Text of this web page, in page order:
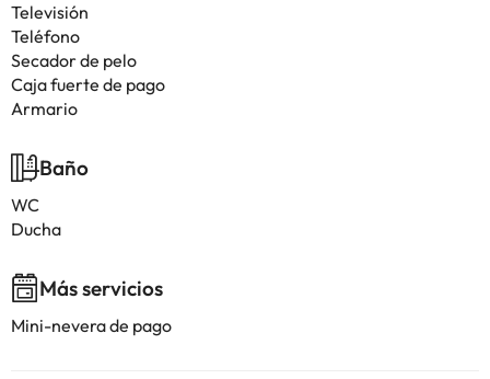
Televisión
Teléfono
Secador de pelo
Caja fuerte de pago
Armario
Baño
WC
Ducha
Más servicios
Mini-nevera de pago